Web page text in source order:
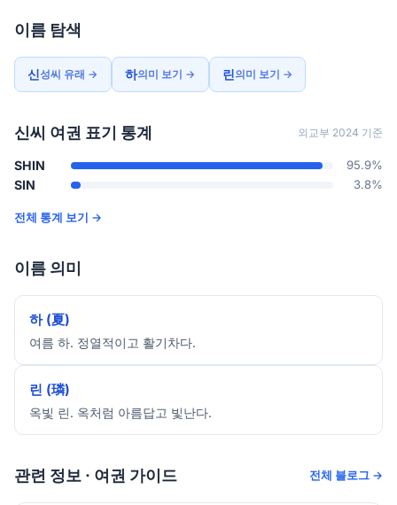
이름 탐색
신성씨 유래 → 하의미 보기 → 린의미 보기 →
신씨 여권 표기 통계 외교부 2024 기준
SHIN 95.9%
SIN 3.8%
전체 통계 보기 →
이름 의미
하 (夏)
여름 하. 정열적이고 활기차다.
린 (璘)
옥빛 린. 옥처럼 아름답고 빛난다.
관련 정보 · 여권 가이드 전체 블로그 →